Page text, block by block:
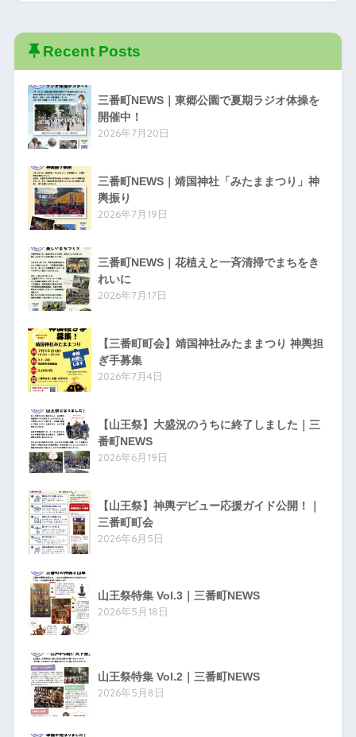
Recent Posts
三番町NEWS｜東郷公園で夏期ラジオ体操を
開催中！
2026年7月20日
三番町NEWS｜靖国神社「みたままつり」神
輿振り
2026年7月19日
三番町NEWS｜花植えと一斉清掃でまちをき
れいに
2026年7月17日
【三番町町会】靖国神社みたままつり 神輿担
ぎ手募集
2026年7月4日
【山王祭】大盛況のうちに終了しました｜三
番町NEWS
2026年6月19日
【山王祭】神輿デビュー応援ガイド公開！｜
三番町町会
2026年6月5日
山王祭特集 Vol.3｜三番町NEWS
2026年5月18日
山王祭特集 Vol.2｜三番町NEWS
2026年5月8日